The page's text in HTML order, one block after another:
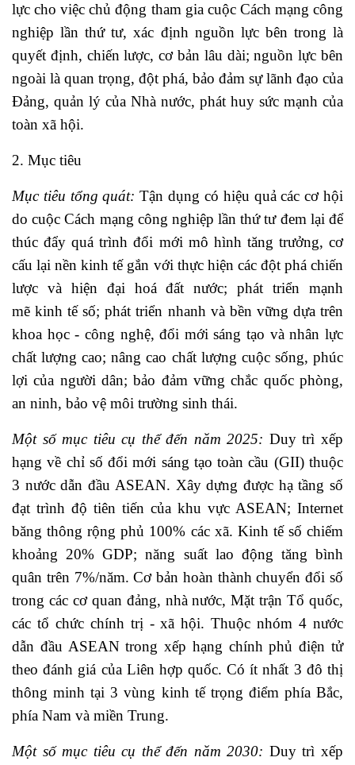
lực cho việc chủ động tham gia cuộc Cách mạng công
nghiệp lần thứ tư, xác định nguồn lực bên trong là
quyết định, chiến lược, cơ bản lâu dài; nguồn lực bên
ngoài là quan trọng, đột phá, bảo đảm sự lãnh đạo của
Đảng, quản lý của Nhà nước, phát huy sức mạnh của
toàn xã hội.
2. Mục tiêu
Mục tiêu tổng quát:Tận dụng có hiệu quả các cơ hội
do cuộc Cách mạng công nghiệp lần thứ tư đem lại để
thúc đẩy quá trình đổi mới mô hình tăng trưởng, cơ
cấu lại nền kinh tế gắn với thực hiện các đột phá chiến
lược và hiện đại hoá đất nước; phát triển mạnh
mẽ kinh tế số; phát triển nhanh và bền vững dựa trên
khoa học - công nghệ, đổi mới sáng tạo và nhân lực
chất lượng cao; nâng cao chất lượng cuộc sống, phúc
lợi của người dân; bảo đảm vững chắc quốc phòng,
an ninh, bảo vệ môi trường sinh thái.
Một số mục tiêu cụ thể đến năm 2025: Duy trì xếp
hạng về chỉ số đổi mới sáng tạo toàn cầu (GII) thuộc
3 nước dẫn đầu ASEAN. Xây dựng được hạ tầng số
đạt trình độ tiên tiến của khu vực ASEAN; Internet
băng thông rộng phủ 100% các xã. Kinh tế số chiếm
khoảng 20% GDP; năng suất lao động tăng bình
quân trên 7%/năm. Cơ bản hoàn thành chuyển đổi số
trong các cơ quan đảng, nhà nước, Mặt trận Tổ quốc,
các tổ chức chính trị - xã hội. Thuộc nhóm 4 nước
dẫn đầu ASEAN trong xếp hạng chính phủ điện tử
theo đánh giá của Liên hợp quốc. Có ít nhất 3 đô thị
thông minh tại 3 vùng kinh tế trọng điểm phía Bắc,
phía Nam và miền Trung.
Một số mục tiêu cụ thể đến năm 2030: Duy trì xếp